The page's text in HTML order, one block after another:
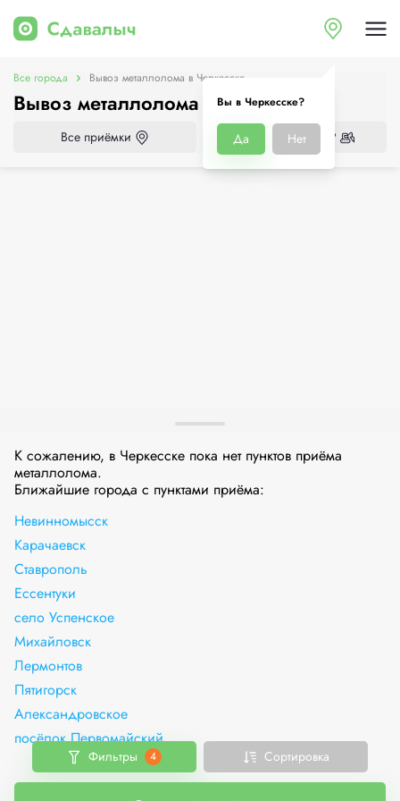
Вы в Черкесске?
Да Нет
Все города Вывоз металлолома в Черкесске
Вывоз металлолома в Черкесске
Все приёмки Нужен демонтаж?
К сожалению, в Черкесске пока нет пунктов приёма
металлолома.
Ближайшие города с пунктами приёма:
Невинномысск
Карачаевск
Ставрополь
Ессентуки
село Успенское
Михайловск
Лермонтов
Пятигорск
Александровское
посёлок Первомайский
Фильтры 4 Сортировка